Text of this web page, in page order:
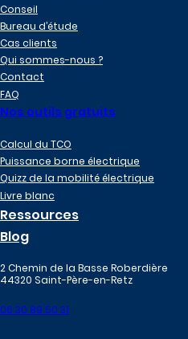
Conseil
Bureau d’étude
Cas clients
Qui sommes-nous ?
Contact
FAQ
Nos outils gratuits
Calcul du TCO
Puissance borne électrique
Quizz de la mobilité électrique
Livre blanc
Ressources
Blog
2 Chemin de la Basse Roberdière
44320 Saint-Père-en-Retz
06 30 89 50 31